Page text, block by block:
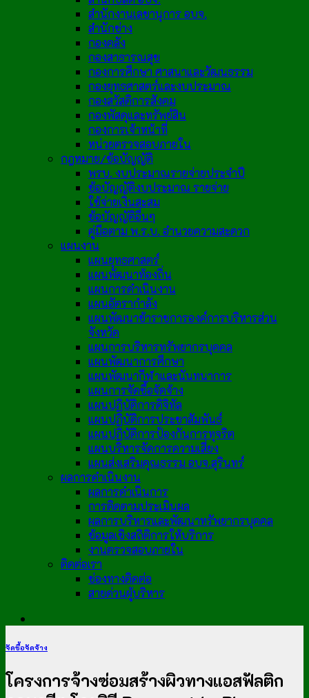
สำนักงานเลขานุการ อบจ.
สำนักช่าง
กองคลัง
กองสาธารณสุข
กองการศึกษา ศาสนาและวัฒนธรรม
กองยุทธศาสตร์และงบประมาณ
กองสวัสดิการสังคม
กองพัสดุและทรัพย์สิน
กองการเจ้าหน้าที่
หน่วยตรวจสอบภายใน
กฎหมาย/ข้อบัญญัติ
พรบ. งบประมาณรายจ่ายประจำปี
ข้อบัญญัติงบประมาณ รายจ่าย
ใช้จ่ายเงินสะสม
ข้อบัญญัติอื่นๆ
คู่มือตาม พ.ร.บ. อำนวยความสะดวก
แผนงาน
แผนยุทธศาสตร์
แผนพัฒนาท้องถิ่น
แผนการดำเนินงาน
แผนอัตรากำลัง
แผนพัฒนาข้าราชการองค์การบริหารส่วน
จังหวัด
แผนการบริหารทรัพยากรบุคคล
แผนพัฒนาการศึกษา
แผนพัฒนากีฬาและนันทนาการ
แผนการจัดซื้อจัดจ้าง
แผนปฏิบัติการดิจิทัล
แผนปฏิบัติการประชาสัมพันธ์
แผนปฏิบัติการป้องกันการทุจริต
แผนบริหารจัดการความเสี่ยง
แผนส่งเสริมคุณธรรม อบจ.สุรินทร์
ผลการดำเนินงาน
ผลการดำเนินการ
การติดตามประเมินผล
ผลการบริหารและพัฒนาทรัพยากรบุคคล
ข้อมูลเชิงสถิติการให้บริการ
งานตรวจสอบภายใน
ติดต่อเรา
ช่องทางติดต่อ
สายด่วนผู้บริหาร
จัดซื้อจัดจ้าง
โครงการจ้างซ่อมสร้างผิวทางแอสฟัลติก